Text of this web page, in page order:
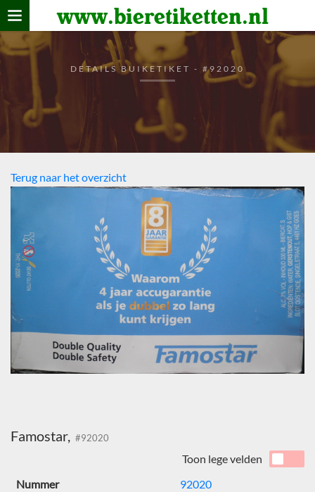
www.bieretiketten.nl
Home
verzamelen
De bierkaart
Bezoekers
DETAILS BUIKETIKET - #92020
Terug naar het overzicht
Famostar, #92020
Toon lege velden
Nummer
92020